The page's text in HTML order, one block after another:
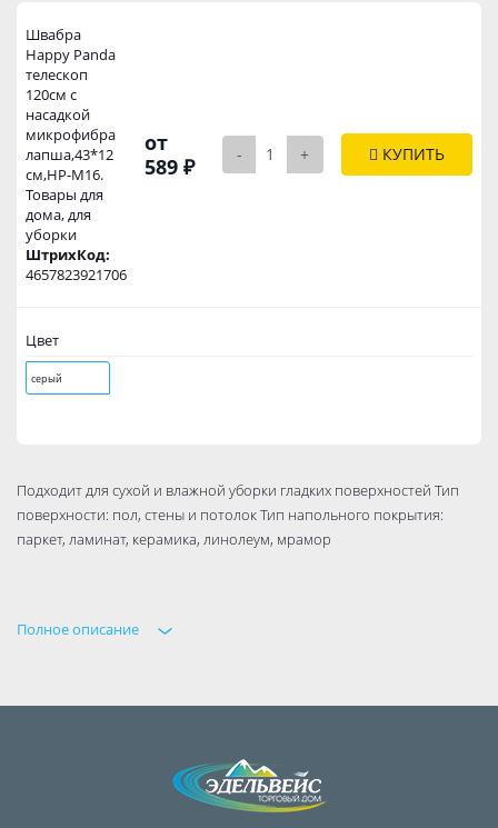
Швабра
Happy Panda
телескоп
120см с
насадкой
микрофибра
лапша,43*12
см,HP-M16.
Товары для
дома, для
уборки
ШтрихКод:
4657823921706
от
589 ₽
- + КУПИТЬ
Цвет
серый
Подходит для сухой и влажной уборки гладких поверхностей Тип
поверхности: пол, стены и потолок Тип напольного покрытия:
паркет, ламинат, керамика, линолеум, мрамор
Полное описание